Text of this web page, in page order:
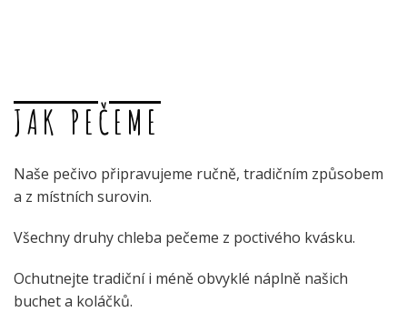
JAK PEČEME
Naše pečivo připravujeme ručně, tradičním způsobem
a z místních surovin.
Všechny druhy chleba pečeme z poctivého kvásku.
Ochutnejte tradiční i méně obvyklé náplně našich
buchet a koláčků.